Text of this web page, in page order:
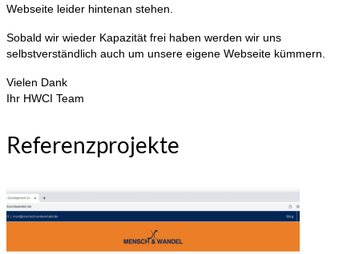
Webseite leider hintenan stehen.
Sobald wir wieder Kapazität frei haben werden wir uns
selbstverständlich auch um unsere eigene Webseite kümmern.
Vielen Dank
Ihr HWCI Team
Referenzprojekte